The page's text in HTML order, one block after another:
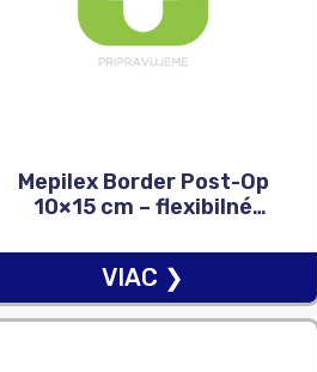
Mepilex Border Post-Op
10×15 cm – flexibilné
krytie na rany 1×10 ks
VIAC ❯